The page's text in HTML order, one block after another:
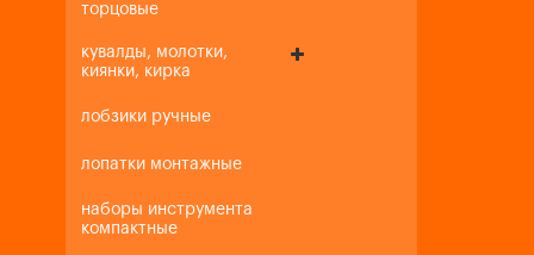
торцовые
кувалды, молотки,
киянки, кирка
лобзики ручные
лопатки монтажные
наборы инструмента
компактные